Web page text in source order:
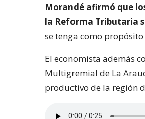
Morandé afirmó que
la Reforma Tributaria
se tenga como
El economista además
Multigremial de La
productivo de la región